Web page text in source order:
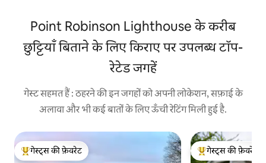
Point Robinson Lighthouse के करीब
छुट्टियाँ बिताने के लिए किराए पर उपलब्ध टॉप-
रेटेड जगहें
गेस्ट सहमत हैं : ठहरने की इन जगहों को अपनी लोकेशन, सफ़ाई के
अलावा और भी कई बातों के लिए ऊँची रेटिंग मिली हुई है.
गेस्ट्स का टॉप फ़ेवरेट
गेस्ट्स की फ़ेवरेट
गेस्ट्स का टॉप फ़ेवरेट
गेस्ट्स की फ़ेवरेट